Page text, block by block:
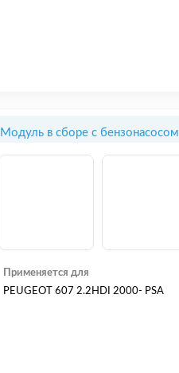
Модуль в сборе с бензонасосом
Применяется для
PEUGEOT 607 2.2HDI 2000- PSA